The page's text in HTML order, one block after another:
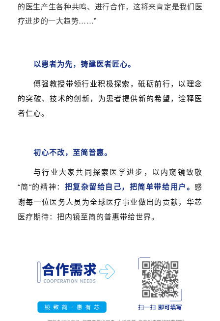
的医生产生各种共鸣、进行合作，这将来肯定是我们医
疗进步的一大趋势……”
以患者为先，铸建医者匠心。
傅强教授带领行业积极探索，砥砺前行， 以理念
的突破、技术的创新，为患者提供新的希望，诠释医
者仁心。
初心不改，至简普惠。
与行业大家共同探索医学进步，以内窥镜致敬
“简”的精神： 把复杂留给自己，把简单带给用户。感
谢每一位医务人员为全球医疗事业做出的贡献，华芯
医疗期待：把内镜至简的普惠带给世界。